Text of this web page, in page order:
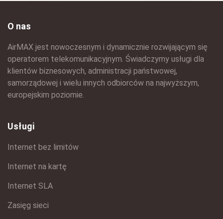
O nas
AirMAX jest nowoczesnym i dynamicznie rozwijającym się
operatorem telekomunikacyjnym. Świadczymy usługi dla
klientów biznesowych, administracji państwowej,
samorządowej i wielu innych odbiorców na najwyższym,
europejskim poziomie.
Usługi
Internet bez limitów
Internet na kartę
Internet SLA
Zasięg sieci